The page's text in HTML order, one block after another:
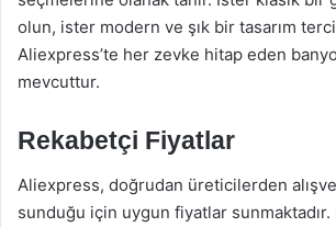
olun, ister modern ve şık bir tasarım
Aliexpress’te her zevke hitap eden
mevcuttur.
Rekabetçi Fiyatlar
Aliexpress, doğrudan üreticilerden
sunduğu için uygun fiyatlar sunmaktadır.